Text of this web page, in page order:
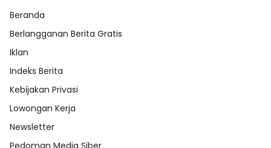
Beranda
Berlangganan Berita Gratis
Iklan
Indeks Berita
Kebijakan Privasi
Lowongan Kerja
Newsletter
Pedoman Media Siber